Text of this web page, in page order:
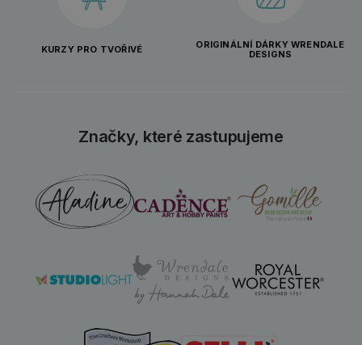
KURZY PRO TVOŘIVÉ
ORIGINÁLNÍ DÁRKY WRENDALE
DESIGNS
Značky, které zastupujeme